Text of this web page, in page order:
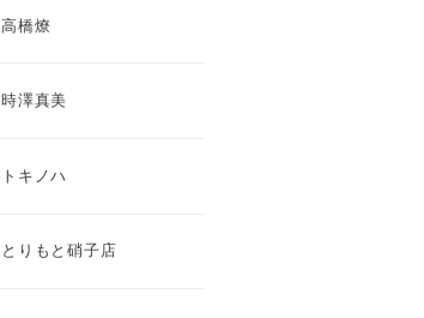
高橋燎
時澤真美
トキノハ
とりもと硝子店